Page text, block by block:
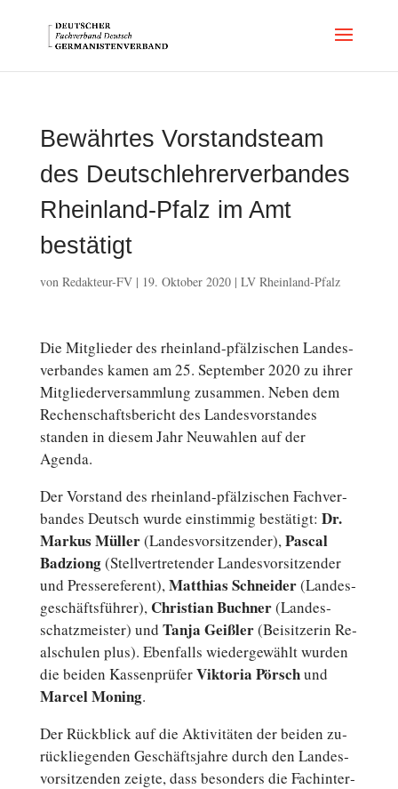
Bewährtes Vorstandsteam
des Deutschlehrerverbandes
Rheinland-Pfalz im Amt
bestätigt
von Redakteur-FV| 19. Oktober 2020| LV Rheinland-Pfalz
Die Mit­glie­der des rheinland-pfälzischen Lan­des­
ver­ban­des kamen am 25. Sep­tem­ber 2020 zu ihrer
Mit­glie­der­ver­samm­lung zu­sam­men. Neben dem
Re­chen­schafts­be­richt des Lan­des­vor­stan­des
standen in diesem Jahr Neu­wah­len auf der
Agenda.
Der Vor­stand des rheinland-pfälzischen Fach­ver­
ban­des Deutsch wurde ein­stim­mig be­stä­tigt: Dr.
Markus Müller(Lan­des­vor­sit­zen­der),Pascal
Bad­ziong(Stell­ver­tre­ten­der Lan­des­vor­sit­zen­der
und Pres­se­re­fe­rent),Mat­thi­as Schnei­der(Lan­des­
ge­schäfts­füh­rer), Chris­ti­an Buchner(Lan­des­
schatz­meis­ter) und Tanja Geißler(Bei­sit­ze­rin Re­
al­schu­len plus). Eben­falls wie­der­ge­wählt wurden
die beiden Kas­sen­prü­ferVik­to­ria Pörschund
Marcel Moning.
Der Rück­blick auf die Ak­ti­vi­tä­ten der beiden zu­
rück­lie­gen­den Ge­schäfts­jah­re durch den Lan­des­
vor­sit­zen­den zeigte, dass be­son­ders die Fach­in­ter­